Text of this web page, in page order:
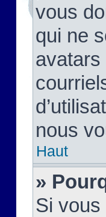
vous
qui ne
avatars
nous
Haut
»
Si